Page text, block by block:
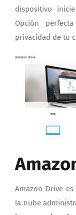
dispositivo
Opción
privacidad de tu
Amazon Drive
la nube